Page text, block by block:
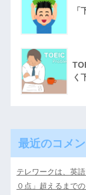
く
最近のコメン
テレワークは、英
０点」超えるまで